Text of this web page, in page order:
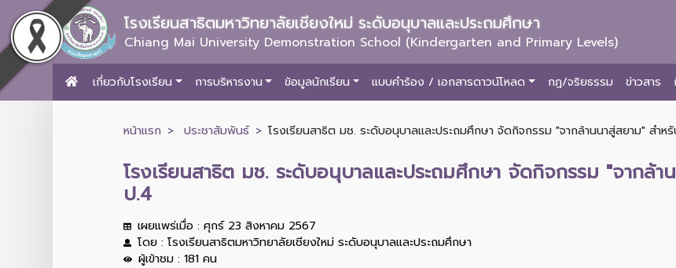
โรงเรียนสาธิตมหาวิทยาลัยเชียงใหม่ ระดับอนุบาลและประถมศึกษา
Chiang Mai University Demonstration School (Kindergarten and Primary Levels)
เกี่ยวกับโรงเรียน การบริหารงาน ข้อมูลนักเรียน แบบคำร้อง / เอกสารดาวน์โหลด กฎ/จริยธรรม ข่าวสาร
หน้าแรก ประชาสัมพันธ์ โรงเรียนสาธิต มช. ระดับอนุบาลและประถมศึกษา จัดกิจกรรม "จากล้านนาสู่สยาม" สำห
โรงเรียนสาธิต มช. ระดับอนุบาลและประถมศึกษา จัดกิจกรรม "จากล้
ป.4
เผยแพร่เมื่อ : ศุกร์ 23 สิงหาคม 2567
โดย : โรงเรียนสาธิตมหาวิทยาลัยเชียงใหม่ ระดับอนุบาลและประถมศึกษา
ผู้เข้าชม : 181 คน